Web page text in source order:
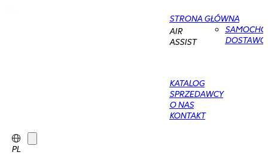
STRONA GŁÓWNA
AIR
ASSIST
KATALOG
SPRZEDAWCY
O NAS
KONTAKT
PL